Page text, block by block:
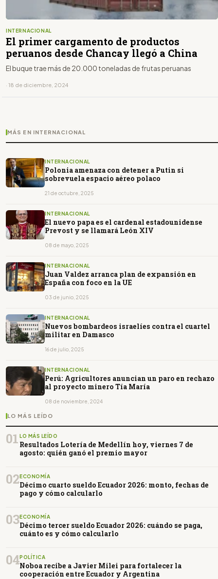
INTERNACIONAL
El primer cargamento de productos
peruanos desde Chancay llegó a China
El buque trae más de 20.000 toneladas de frutas peruanas
· 18 de diciembre, 2024
MÁS EN INTERNACIONAL
INTERNACIONAL
Polonia amenaza con detener a Putin si
sobrevuela espacio aéreo polaco
21 de octubre, 2025
INTERNACIONAL
El nuevo papa es el cardenal estadounidense
Prevost y se llamará León XIV
08 de mayo, 2025
INTERNACIONAL
Juan Valdez arranca plan de expansión en
España con foco en la UE
03 de junio, 2025
INTERNACIONAL
Nuevos bombardeos israelíes contra el cuartel
militar en Damasco
16 de julio, 2025
INTERNACIONAL
Perú: Agricultores anuncian un paro en rechazo
al proyecto minero Tía María
08 de noviembre, 2024
LO MÁS LEÍDO
01 LO MÁS LEÍDO
Resultados Lotería de Medellín hoy, viernes 7 de
agosto: quién ganó el premio mayor
02ECONOMÍA
Décimo cuarto sueldo Ecuador 2026: monto, fechas de
pago y cómo calcularlo
03ECONOMÍA
Décimo tercer sueldo Ecuador 2026: cuándo se paga,
cuánto es y cómo calcularlo
04POLÍTICA
Noboa recibe a Javier Milei para fortalecer la
cooperación entre Ecuador y Argentina